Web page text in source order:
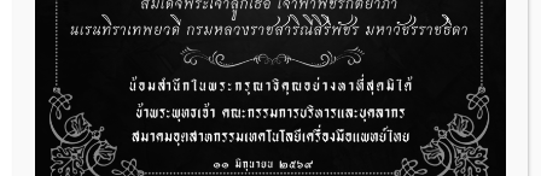
การโฆษณาเครื่องมือแพทย์แบบใดที่ได้รับการยกเว้นไม่ต้องขออนุญาต
14 กรกฎาคม 2026